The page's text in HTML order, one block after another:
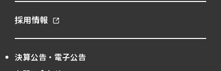
採用情報
決算公告・電子公告